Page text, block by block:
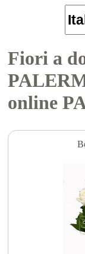
Fiori a
online